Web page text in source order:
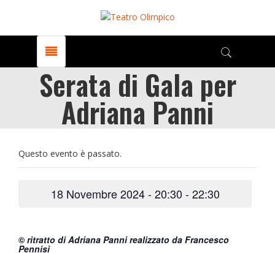
Serata di Gala per
Adriana Panni
Questo evento è passato.
18 Novembre 2024 - 20:30 -22:30
© ritratto di Adriana Panni realizzato da Francesco
Pennisi